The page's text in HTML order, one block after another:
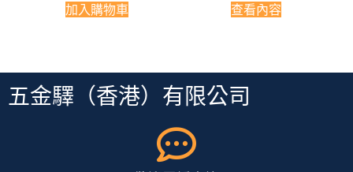
加入購物車 查看內容
五金驛（香港）有限公司